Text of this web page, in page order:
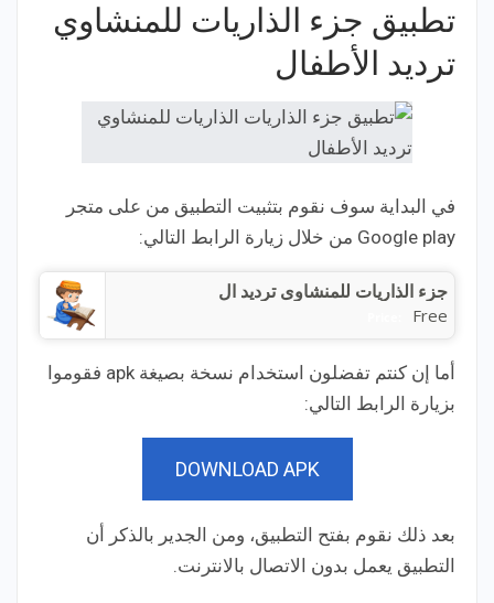
تطبيق جزء الذاريات للمنشاوي
ترديد الأطفال
في البداية سوف نقوم بتثبيت التطبيق من على متجر
Google play من خلال زيارة الرابط التالي:
جزء الذاريات للمنشاوى ترديد ال
Free
أما إن كنتم تفضلون استخدام نسخة بصيغة apk فقوموا
بزيارة الرابط التالي:
DOWNLOAD APK
بعد ذلك نقوم بفتح التطبيق، ومن الجدير بالذكر أن
التطبيق يعمل بدون الاتصال بالانترنت.